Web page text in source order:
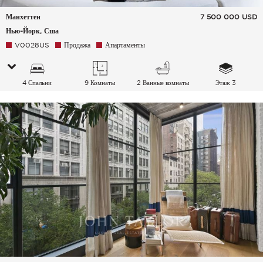
Манхеттен
Нью-Йорк, Сша
7 500 000 USD
V0028US Продажа Апартаменты
4 Спальни 9 Комнаты 2 Ванные комнаты Этаж 3